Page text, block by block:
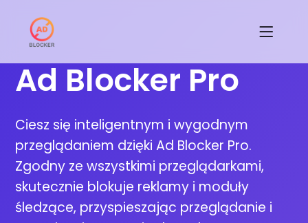
Ad Blocker Pro
Ciesz się inteligentnym i wygodnym
przeglądaniem dzięki Ad Blocker Pro.
Zgodny ze wszystkimi przeglądarkami,
skutecznie blokuje reklamy i moduły
śledzące, przyspieszając przeglądanie i